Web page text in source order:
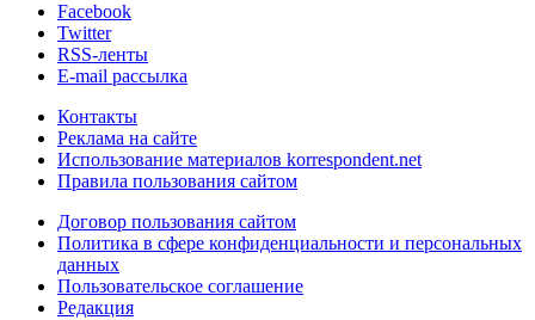
Facebook
Twitter
RSS-ленты
E-mail рассылка
Контакты
Реклама на сайте
Использование материалов korrespondent.net
Правила пользования сайтом
Договор пользования сайтом
Политика в сфере конфиденциальности и персональных
данных
Пользовательское соглашение
Редакция